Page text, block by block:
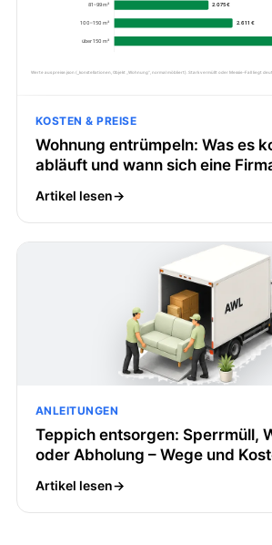
KOSTEN & PREISE
Wohnung entrümpeln: Was es
abläuft und wann sich eine
Artikel lesen→
ANLEITUNGEN
Teppich entsorgen: Sperrmüll,
oder Abholung – Wege und
Artikel lesen→